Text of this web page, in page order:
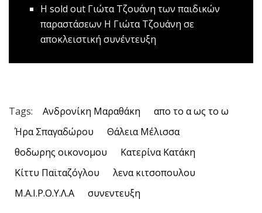
Η sold out Γιώτα Τζουάνη των παιδικών
παραστάσεων Η Γιώτα Τζουάνη σε
αποκλειστική συνέντευξη
Tags: Ανδρονίκη Μαραθάκη
απο το α ως το ω
Ήρα Σπαγαδώρου
Θάλεια Μέλισσα
θοδωρης οικονομου
Κατερίνα Κατάκη
Κίττυ Παϊταζόγλου
λενα κιτσοπουλου
Μ.Α.Ι.Ρ.Ο.Υ.Λ.Α
συνεντευξη